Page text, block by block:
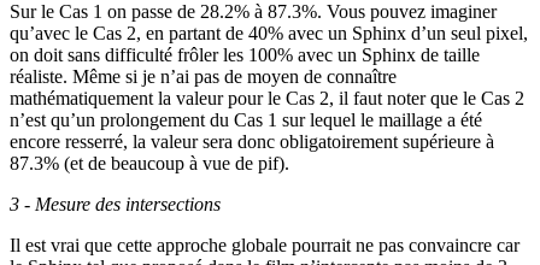
Sur le Cas 1 on passe de 28.2% à 87.3%. Vous pouvez imaginer
qu’avec le Cas 2, en partant de 40% avec un Sphinx d’un seul pixel,
on doit sans difficulté frôler les 100% avec un Sphinx de taille
réaliste. Même si je n’ai pas de moyen de connaître
mathématiquement la valeur pour le Cas 2, il faut noter que le Cas 2
n’est qu’un prolongement du Cas 1 sur lequel le maillage a été
encore resserré, la valeur sera donc obligatoirement supérieure à
87.3% (et de beaucoup à vue de pif).
3 - Mesure des intersections
Il est vrai que cette approche globale pourrait ne pas convaincre car